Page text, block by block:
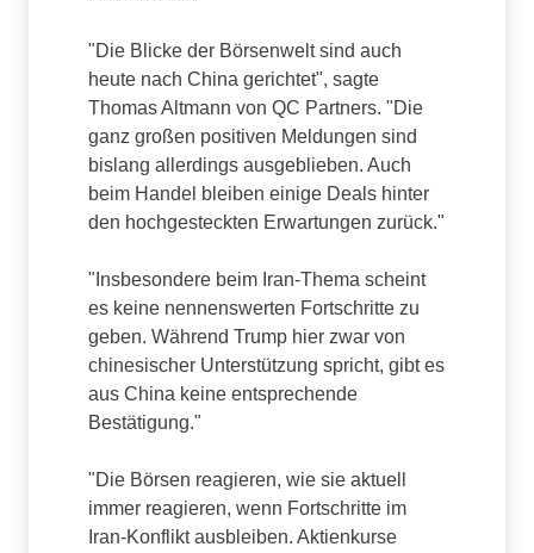
"Die Blicke der Börsenwelt sind auch
heute nach China gerichtet", sagte
Thomas Altmann von QC Partners. "Die
ganz großen positiven Meldungen sind
bislang allerdings ausgeblieben. Auch
beim Handel bleiben einige Deals hinter
den hochgesteckten Erwartungen zurück."
"Insbesondere beim Iran-Thema scheint
es keine nennenswerten Fortschritte zu
geben. Während Trump hier zwar von
chinesischer Unterstützung spricht, gibt es
aus China keine entsprechende
Bestätigung."
"Die Börsen reagieren, wie sie aktuell
immer reagieren, wenn Fortschritte im
Iran-Konflikt ausbleiben. Aktienkurse